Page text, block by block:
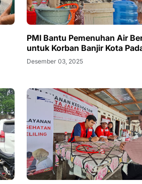
PMI Bantu Pemenuhan Air
untuk Korban Banjir Kota
Desember 03, 2025